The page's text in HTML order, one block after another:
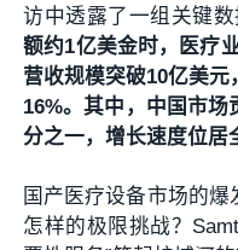
访中透露了一组关键数
额约1亿美金时，医疗
营收规模突破10亿美
16%。其中，中国市场
分之一，增长速度位居
国产医疗设备市场的
怎样的极限挑战？